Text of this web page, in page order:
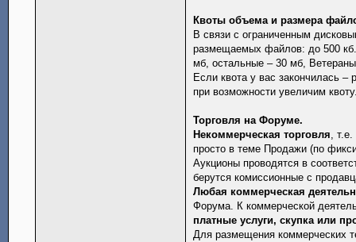
Квоты объема и размера
В связи с ограниченным
размещаемых файлов: до 500
мб, остальные – 30 мб,
Если квота у вас закончилась
при возможности увеличим
Торговля на Форуме.
Некоммерческая торговля,
просто в теме Продажи (по
Аукционы проводятся в
берутся комиссионные с
Любая коммерческая
Форума. К коммерческой
платные услуги, скупка или
Для размещения коммерческих